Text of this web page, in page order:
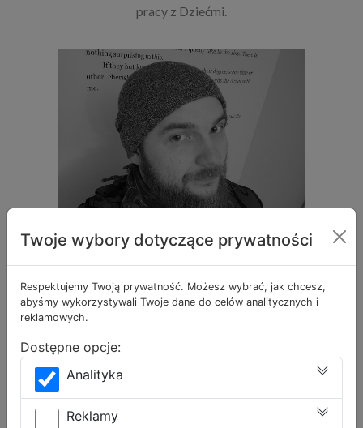
pracy z Dziećmi.
Benjamin
Grudzień
Wychowawca klasy 4-6, nauczyciel języka Angielskiego
Pasjonat nauki języków. Propagator hipotezy Sapira-
Whorfa, mówiącej że używany język wpływa na sposób
myślenia i osobowość społeczeństwa. Z zaangażowaniem
Twoje wybory dotyczące prywatności
Respektujemy Twoją prywatność. Możesz wybrać, jak chcesz,
abyśmy wykorzystywali Twoje dane do celów analitycznych i
reklamowych.
Dostępne opcje:
Analityka
Reklamy